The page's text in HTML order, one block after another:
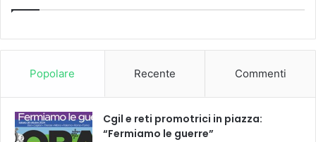
Popolare Recente Commenti
Cgil e reti promotrici in piazza:
“Fermiamo le guerre”